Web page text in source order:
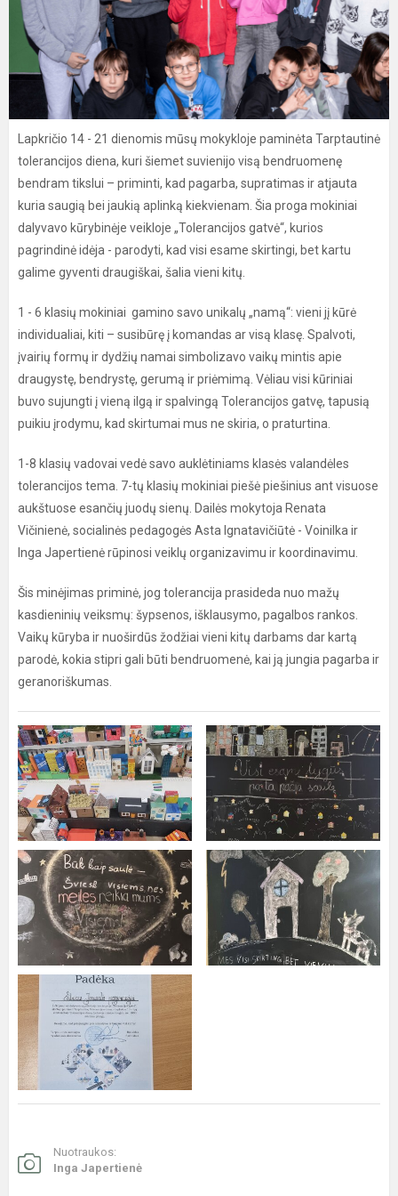
Lapkričio 14 - 21 dienomis mūsų mokykloje paminėta Tarptautinė
tolerancijos diena, kuri šiemet suvienijo visą bendruomenę
bendram tikslui – priminti, kad pagarba, supratimas ir atjauta
kuria saugią bei jaukią aplinką kiekvienam. Šia proga mokiniai
dalyvavo kūrybinėje veikloje „Tolerancijos gatvė“, kurios
pagrindinė idėja - parodyti, kad visi esame skirtingi, bet kartu
galime gyventi draugiškai, šalia vieni kitų.
1 - 6 klasių mokiniai gamino savo unikalų „namą“: vieni jį kūrė
individualiai, kiti – susibūrę į komandas ar visą klasę. Spalvoti,
įvairių formų ir dydžių namai simbolizavo vaikų mintis apie
draugystę, bendrystę, gerumą ir priėmimą. Vėliau visi kūriniai
buvo sujungti į vieną ilgą ir spalvingą Tolerancijos gatvę, tapusią
puikiu įrodymu, kad skirtumai mus ne skiria, o praturtina.
1-8 klasių vadovai vedė savo auklėtiniams klasės valandėles
tolerancijos tema. 7-tų klasių mokiniai piešė piešinius ant visuose
aukštuose esančių juodų sienų. Dailės mokytoja Renata
Vičinienė, socialinės pedagogės Asta Ignatavičiūtė - Voinilka ir
Inga Japertienė rūpinosi veiklų organizavimu ir koordinavimu.
Šis minėjimas priminė, jog tolerancija prasideda nuo mažų
kasdieninių veiksmų: šypsenos, išklausymo, pagalbos rankos.
Vaikų kūryba ir nuoširdūs žodžiai vieni kitų darbams dar kartą
parodė, kokia stipri gali būti bendruomenė, kai ją jungia pagarba ir
geranoriškumas.
Nuotraukos:
Inga Japertienė